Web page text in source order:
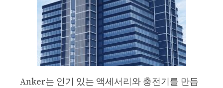
Anker는 인기 있는 액세서리와 충전기를 만듭